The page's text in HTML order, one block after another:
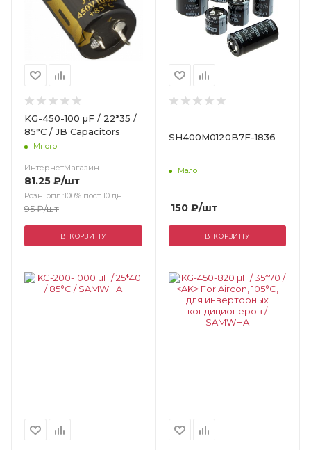
KG-450-100 µF / 22*35 /
85°С / JB Capacitors
Много
ИнтернетМагазин
81.25 ₽/шт
Розн. опл.:100% пост 10 дн.
95₽/шт
В КОРЗИНУ
SH400M0120B7F-1836
Мало
150₽/шт
В КОРЗИНУ
Цвет